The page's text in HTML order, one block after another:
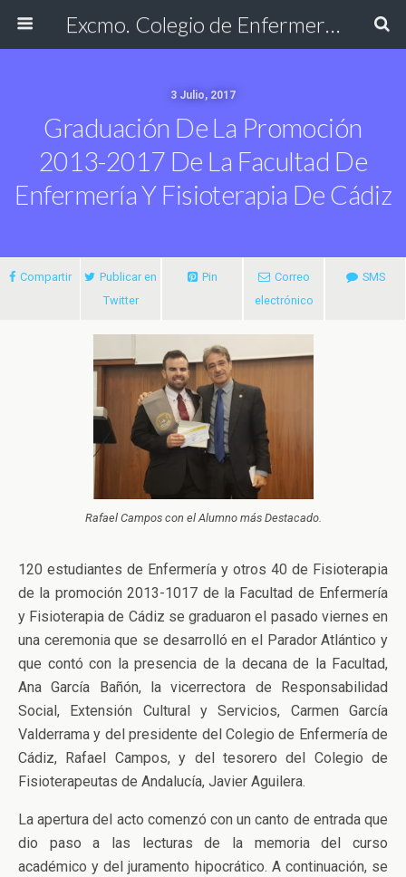
Excmo. Colegio de Enfermería de Cádiz
3 Julio, 2017
Graduación De La Promoción
2013-2017 De La Facultad De
Enfermería Y Fisioterapia De Cádiz
Compartir
Publicar en
Twitter
Pin
Correo
electrónico
SMS
Rafael Campos con el Alumno más Destacado.
120 estudiantes de Enfermería y otros 40 de Fisioterapia
de la promoción 2013-1017 de la Facultad de Enfermería
y Fisioterapia de Cádiz se graduaron el pasado viernes en
una ceremonia que se desarrolló en el Parador Atlántico y
que contó con la presencia de la decana de la Facultad,
Ana García Bañón, la vicerrectora de Responsabilidad
Social, Extensión Cultural y Servicios, Carmen García
Valderrama y del presidente del Colegio de Enfermería de
Cádiz, Rafael Campos, y del tesorero del Colegio de
Fisioterapeutas de Andalucía, Javier Aguilera.
La apertura del acto comenzó con un canto de entrada que
dio paso a las lecturas de la memoria del curso
académico y del juramento hipocrático. A continuación, se